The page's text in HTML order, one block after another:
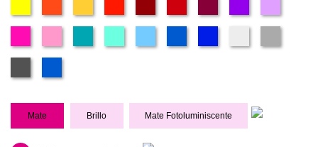
Mate Brillo Mate Fotoluminiscente